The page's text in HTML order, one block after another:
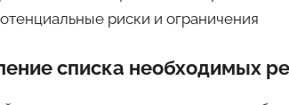
риски и ограничения
списка необходимых